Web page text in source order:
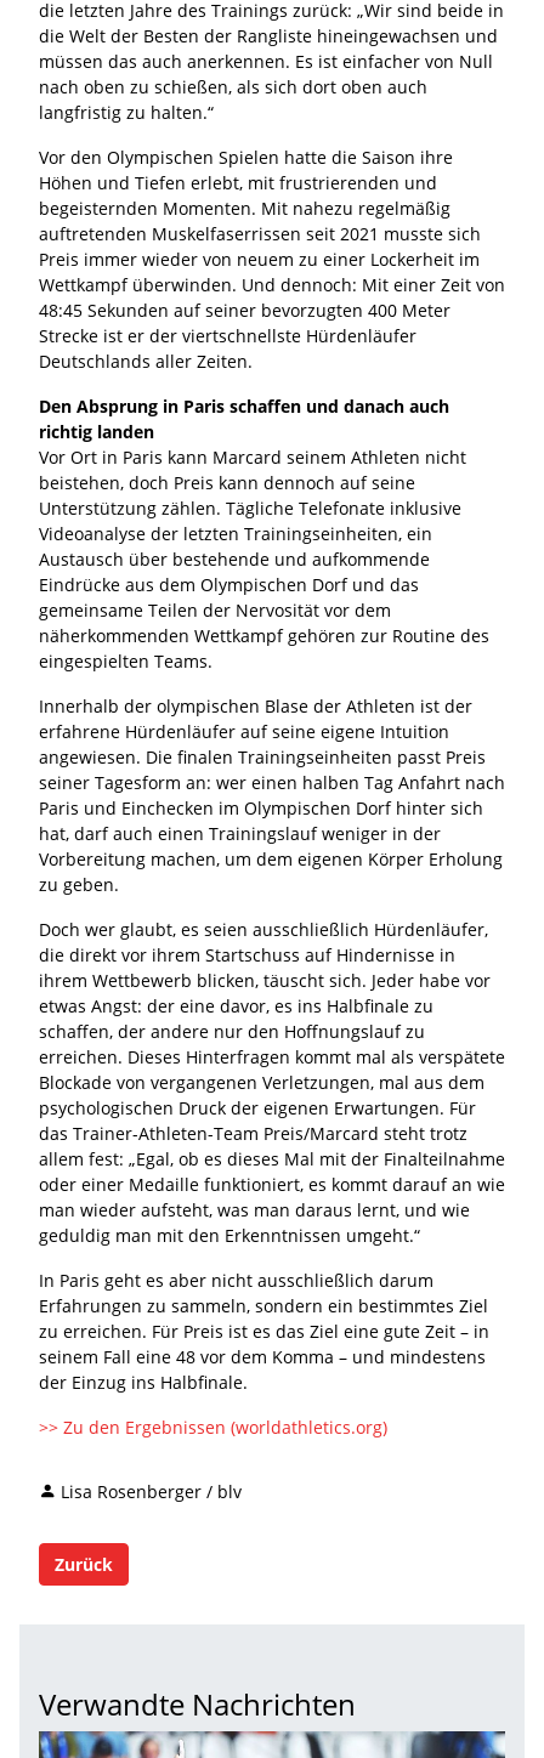
die letzten Jahre des Trainings zurück: „Wir sind beide in
die Welt der Besten der Rangliste hineingewachsen und
müssen das auch anerkennen. Es ist einfacher von Null
nach oben zu schießen, als sich dort oben auch
langfristig zu halten.“
Vor den Olympischen Spielen hatte die Saison ihre
Höhen und Tiefen erlebt, mit frustrierenden und
begeisternden Momenten. Mit nahezu regelmäßig
auftretenden Muskelfaserrissen seit 2021 musste sich
Preis immer wieder von neuem zu einer Lockerheit im
Wettkampf überwinden. Und dennoch: Mit einer Zeit von
48:45 Sekunden auf seiner bevorzugten 400 Meter
Strecke ist er der viertschnellste Hürdenläufer
Deutschlands aller Zeiten.
Den Absprung in Paris schaffen und danach auch
richtig landen
Vor Ort in Paris kann Marcard seinem Athleten nicht
beistehen, doch Preis kann dennoch auf seine
Unterstützung zählen. Tägliche Telefonate inklusive
Videoanalyse der letzten Trainingseinheiten, ein
Austausch über bestehende und aufkommende
Eindrücke aus dem Olympischen Dorf und das
gemeinsame Teilen der Nervosität vor dem
näherkommenden Wettkampf gehören zur Routine des
eingespielten Teams.
Innerhalb der olympischen Blase der Athleten ist der
erfahrene Hürdenläufer auf seine eigene Intuition
angewiesen. Die finalen Trainingseinheiten passt Preis
seiner Tagesform an: wer einen halben Tag Anfahrt nach
Paris und Einchecken im Olympischen Dorf hinter sich
hat, darf auch einen Trainingslauf weniger in der
Vorbereitung machen, um dem eigenen Körper Erholung
zu geben.
Doch wer glaubt, es seien ausschließlich Hürdenläufer,
die direkt vor ihrem Startschuss auf Hindernisse in
ihrem Wettbewerb blicken, täuscht sich. Jeder habe vor
etwas Angst: der eine davor, es ins Halbfinale zu
schaffen, der andere nur den Hoffnungslauf zu
erreichen. Dieses Hinterfragen kommt mal als verspätete
Blockade von vergangenen Verletzungen, mal aus dem
psychologischen Druck der eigenen Erwartungen. Für
das Trainer-Athleten-Team Preis/Marcard steht trotz
allem fest: „Egal, ob es dieses Mal mit der Finalteilnahme
oder einer Medaille funktioniert, es kommt darauf an wie
man wieder aufsteht, was man daraus lernt, und wie
geduldig man mit den Erkenntnissen umgeht.“
In Paris geht es aber nicht ausschließlich darum
Erfahrungen zu sammeln, sondern ein bestimmtes Ziel
zu erreichen. Für Preis ist es das Ziel eine gute Zeit – in
seinem Fall eine 48 vor dem Komma – und mindestens
der Einzug ins Halbfinale.
>> Zu den Ergebnissen (worldathletics.org)
Lisa Rosenberger / blv
Zurück
Verwandte Nachrichten